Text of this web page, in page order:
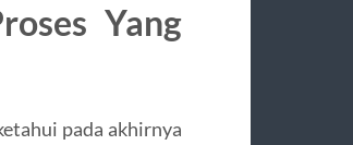
Yang
pada akhirnya